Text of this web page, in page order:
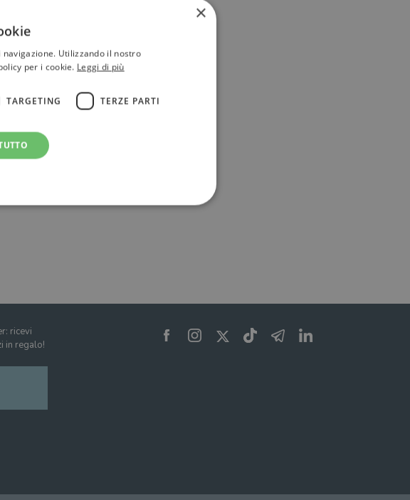
di
ricevi
in regalo!
×
Utilizzando il nostro
per i cookie. Leggi di più
TARGETING TERZE PARTI
quando accedi alla pagina di login. Il
se il browser Web è impostato per
degli utenti loggati sul sito
degli utenti loggati sul sito
ai cookie dell'utente per il dominio corrente.